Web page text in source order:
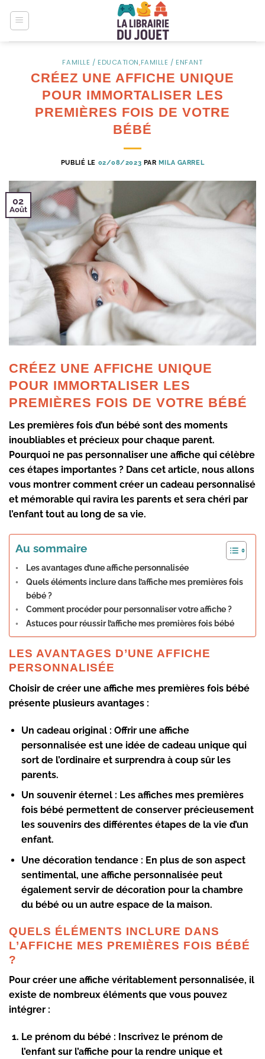
FAMILLE / EDUCATION,FAMILLE / ENFANT
CRÉEZ UNE AFFICHE UNIQUE
POUR IMMORTALISER LES
PREMIÈRES FOIS DE VOTRE
BÉBÉ
PUBLIÉ LE 02/08/2023 PAR MILA GARREL
02
Août
CRÉEZ UNE AFFICHE UNIQUE
POUR IMMORTALISER LES
PREMIÈRES FOIS DE VOTRE BÉBÉ
Les premières fois d’un bébé sont des moments
inoubliables et précieux pour chaque parent.
Pourquoi ne pas personnaliser une affiche qui célèbre
ces étapes importantes ? Dans cet article, nous allons
vous montrer comment créer un cadeau personnalisé
et mémorable qui ravira les parents et sera chéri par
l’enfant tout au long de sa vie.
Au sommaire
Les avantages d’une affiche personnalisée
Quels éléments inclure dans l’affiche mes premières fois
bébé ?
Comment procéder pour personnaliser votre affiche ?
Astuces pour réussir l’affiche mes premières fois bébé
LES AVANTAGES D’UNE AFFICHE
PERSONNALISÉE
Choisir de créer une affiche mes premières fois bébé
présente plusieurs avantages :
Un cadeau original: Offrir une affiche
personnalisée est une idée de cadeau unique qui
sort de l’ordinaire et surprendra à coup sûr les
parents.
Un souvenir éternel: Les affiches mes premières
fois bébé permettent de conserver précieusement
les souvenirs des différentes étapes de la vie d’un
enfant.
Une décoration tendance: En plus de son aspect
sentimental, une affiche personnalisée peut
également servir de décoration pour la chambre
du bébé ou un autre espace de la maison.
QUELS ÉLÉMENTS INCLURE DANS
L’AFFICHE MES PREMIÈRES FOIS BÉBÉ
?
Pour créer une affiche véritablement personnalisée, il
existe de nombreux éléments que vous pouvez
intégrer :
Le prénom du bébé: Inscrivez le prénom de
l’enfant sur l’affiche pour la rendre unique et